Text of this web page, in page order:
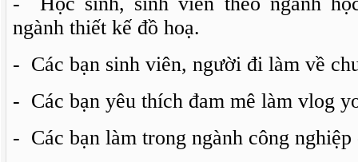
ngành thiết kế đồ hoạ.
- Các bạn sinh viên, người đi làm về
- Các bạn yêu thích đam mê làm vlog
- Các bạn làm trong ngành công nghiệp